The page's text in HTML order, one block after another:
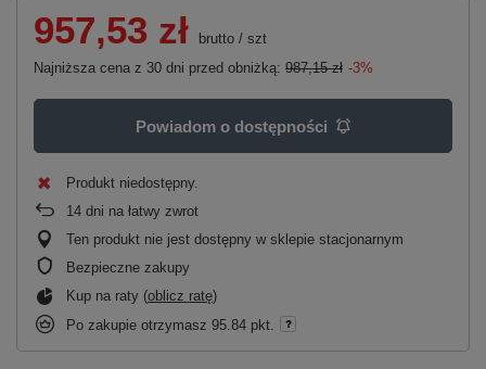
957,53 zł brutto / szt
Najniższa cena z 30 dni przed obniżką: 987,15 zł -3%
Powiadom o dostępności
Produkt niedostępny
14 dni na łatwy zwrot
Ten produkt nie jest dostępny w sklepie stacjonarnym
Bezpieczne zakupy
Kup na raty (oblicz ratę)
Po zakupie otrzymasz 95.84 pkt.